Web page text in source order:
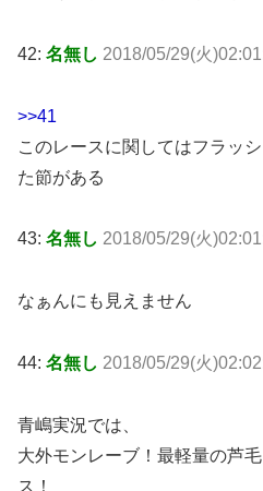
42: 名無し 2018/05/29(火
>>41
このレースに関してはフラッ
た節がある
43: 名無し 2018/05/29(火
なぁんにも見えません
44: 名無し 2018/05/29(火
青嶋実況では、
大外モンレーブ！最軽量の芦
ス！